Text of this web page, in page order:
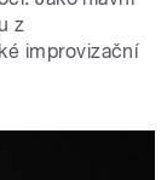
z
improvizační